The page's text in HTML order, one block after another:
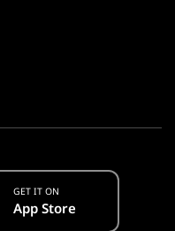
GET IT ON
App Store